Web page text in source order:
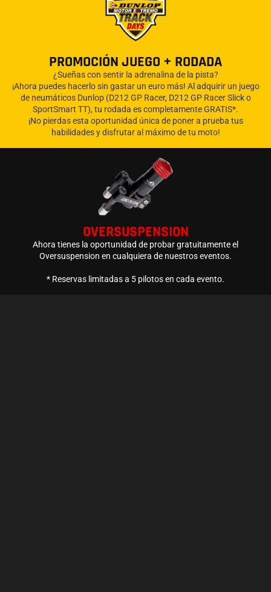
PROMOCIÓN JUEGO + RODADA
¿Sueñas con sentir la adrenalina de la pista?
¡Ahora puedes hacerlo sin gastar un euro más! Al adquirir un juego
de neumáticos Dunlop (D212 GP Racer, D212 GP Racer Slick o
SportSmart TT), tu rodada es completamente GRATIS*.
¡No pierdas esta oportunidad única de poner a prueba tus
habilidades y disfrutar al máximo de tu moto!
OVERSUSPENSION
Ahora tienes la oportunidad de probar gratuitamente el
Oversuspension en cualquiera de nuestros eventos.
* Reservas limitadas a 5 pilotos en cada evento.